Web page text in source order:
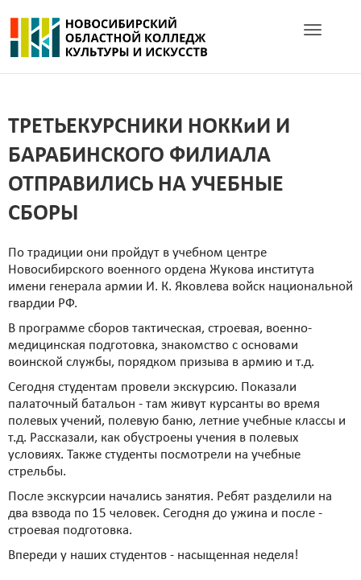
Toggle
ТРЕТЬЕКУРСНИКИ НОККиИ И
БАРАБИНСКОГО ФИЛИАЛА
ОТПРАВИЛИСЬ НА УЧЕБНЫЕ
СБОРЫ
По традиции они пройдут в учебном центре
Новосибирского военного ордена Жукова института
имени генерала армии И. К. Яковлева войск национальной
гвардии РФ.
В программе сборов тактическая, строевая, военно-
медицинская подготовка, знакомство с основами
воинской службы, порядком призыва в армию и т.д.
Сегодня студентам провели экскурсию. Показали
палаточный батальон - там живут курсанты во время
полевых учений, полевую баню, летние учебные классы и
т.д. Рассказали, как обустроены учения в полевых
условиях. Также студенты посмотрели на учебные
стрельбы.
После экскурсии начались занятия. Ребят разделили на
два взвода по 15 человек. Сегодня до ужина и после -
строевая подготовка.
Впереди у наших студентов - насыщенная неделя!